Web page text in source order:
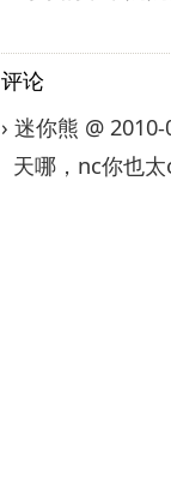
评论
› 迷你熊 @
天哪，nc你也